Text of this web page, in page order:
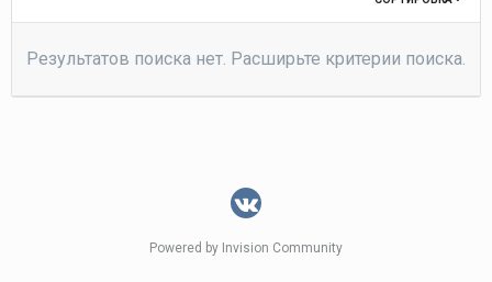
Результатов поиска нет. Расширьте критерии поиска.
Powered by Invision Community